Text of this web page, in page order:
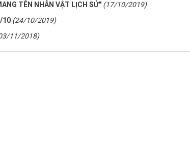
TÊN NHÂN VẬT LỊCH SỬ" (17/10/2019)
10 (24/10/2019)
11/2018)